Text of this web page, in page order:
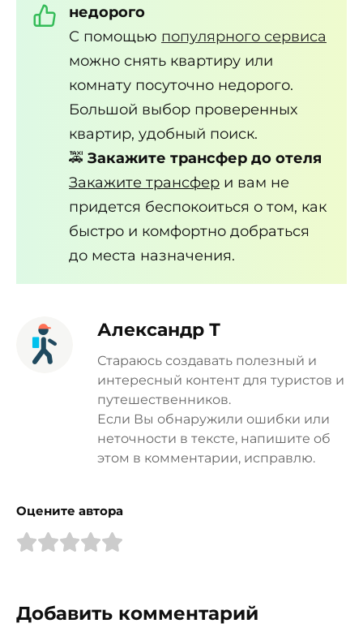
недорого
С помощью популярного сервиса
можно снять квартиру или
комнату посуточно недорого.
Большой выбор проверенных
квартир, удобный поиск.
🚕 Закажите трансфер до отеля
Закажите трансфер и вам не
придется беспокоиться о том, как
быстро и комфортно добраться
до места назначения.
Александр Т
Стараюсь создавать полезный и
интересный контент для туристов и
путешественников.
Если Вы обнаружили ошибки или
неточности в тексте, напишите об
этом в комментарии, исправлю.
Оцените автора
Добавить комментарий